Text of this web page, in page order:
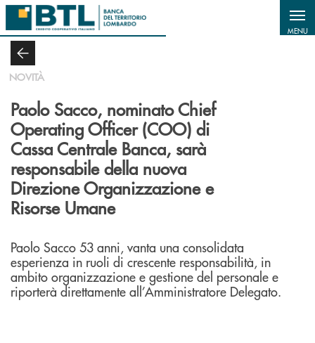
Salta al contenuto principale
MENU
NOVITÀ
Paolo Sacco, nominato Chief
Operating Officer (COO) di
Cassa Centrale Banca, sarà
responsabile della nuova
Direzione Organizzazione e
Risorse Umane
Paolo Sacco 53 anni, vanta una consolidata
esperienza in ruoli di crescente responsabilità, in
ambito organizzazione e gestione del personale e
riporterà direttamente all’Amministratore Delegato.